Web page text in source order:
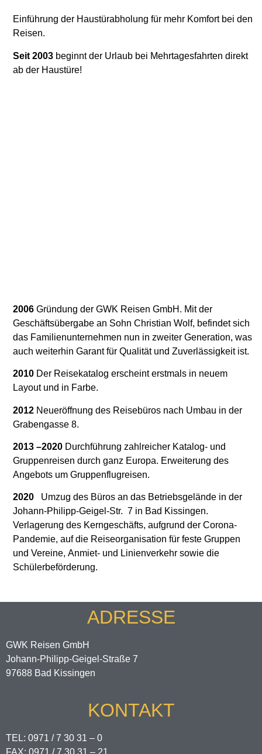
Einführung der Haustürabholung für mehr Komfort bei den
Reisen.
Seit 2003 beginnt der Urlaub bei Mehrtagesfahrten direkt
ab der Haustüre!
2006 Gründung der GWK Reisen GmbH. Mit der
Geschäftsübergabe an Sohn Christian Wolf, befindet sich
das Familienunternehmen nun in zweiter Generation, was
auch weiterhin Garant für Qualität und Zuverlässigkeit ist.
2010 Der Reisekatalog erscheint erstmals in neuem
Layout und in Farbe.
2012 Neueröffnung des Reisebüros nach Umbau in der
Grabengasse 8.
2013 –2020 Durchführung zahlreicher Katalog- und
Gruppenreisen durch ganz Europa. Erweiterung des
Angebots um Gruppenflugreisen.
2020
Umzug des Büros an das Betriebsgelände in der
Johann-Philipp-Geigel-Str. 7 in Bad Kissingen.
Verlagerung des Kerngeschäfts, aufgrund der Corona-
Pandemie, auf die Reiseorganisation für feste Gruppen
und Vereine, Anmiet- und Linienverkehr sowie die
Schülerbeförderung.
ADRESSE
GWK Reisen GmbH
Johann-Philipp-Geigel-Straße 7
97688 Bad Kissingen
KONTAKT
TEL: 0971 / 7 30 31 – 0
FAX: 0971 / 7 30 31 – 21